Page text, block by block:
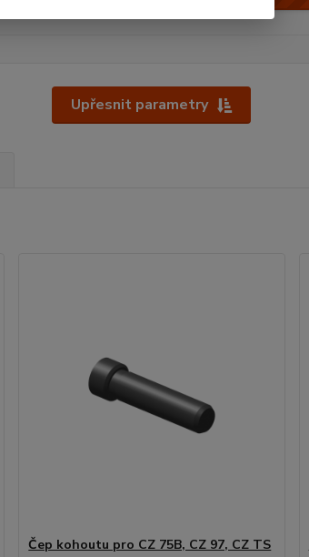
Upřesnit parametry
Čep kohoutu pro CZ 75B, CZ 97, CZ TS